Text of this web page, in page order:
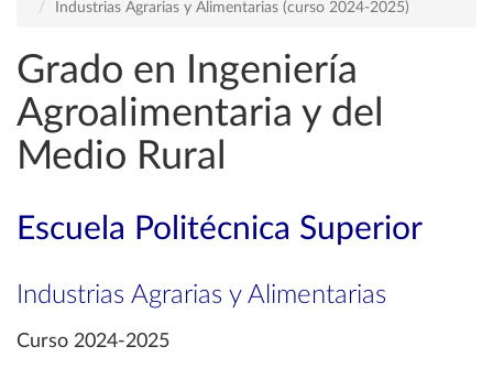
Industrias Agrarias y Alimentarias (curso 2024-2025)
Grado en Ingeniería
Agroalimentaria y del
Medio Rural
Escuela Politécnica Superior
Industrias Agrarias y Alimentarias
Curso 2024-2025